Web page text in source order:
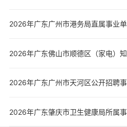
2026年广东广州市天河区公开招聘